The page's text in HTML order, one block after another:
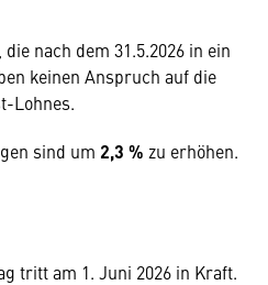
nach dem 31.5.2026 in ein
keinen Anspruch auf die
Lohnes.
sind um 2,3 % zu erhöhen.
tritt am 1. Juni 2026 in Kraft.